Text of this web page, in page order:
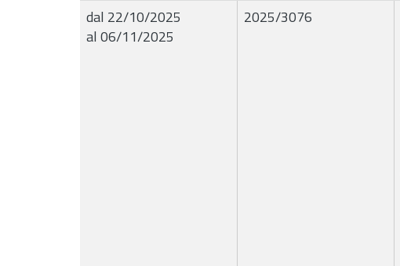
dal 22/10/2025
al 06/11/2025
2025/3076